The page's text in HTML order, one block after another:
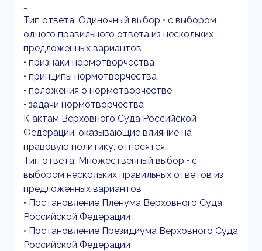
…
Тип ответа: Одиночный выбор • с выбором
одного правильного ответа из нескольких
предложенных вариантов
• признаки нормотворчества
• принципы нормотворчества
• положения о нормотворчестве
• задачи нормотворчества
К актам Верховного Суда Российской
Федерации, оказывающие влияние на
правовую политику, относятся…
Тип ответа: Множественный выбор • с
выбором нескольких правильных ответов из
предложенных вариантов
• Постановление Пленума Верховного Суда
Российской Федерации
• Постановление Президиума Верховного Суда
Российской Федерации